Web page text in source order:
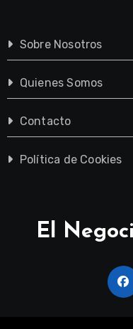
Sobre Nosotros
Quienes Somos
Contacto
Política de Cookies
El